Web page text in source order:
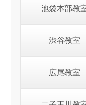
池袋本部教
渋谷教室
広尾教室